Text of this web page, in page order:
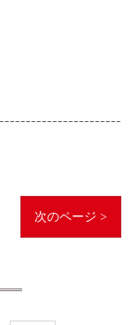
次のページ >